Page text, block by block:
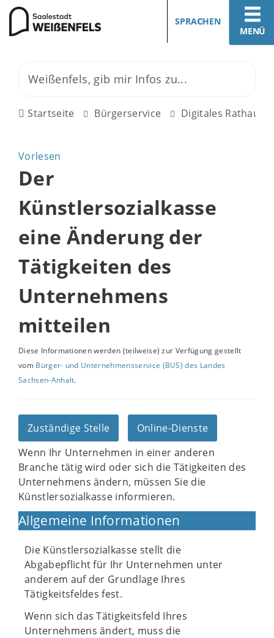
MENÜ
SPRACHEN
Startseite Bürgerservice Digitales Rathaus
Vorlesen
Der
Künstlersozialkasse
eine Änderung der
Tätigkeiten des
Unternehmens
mitteilen
Diese Informationen werden (teilweise) zur Verfügung gestellt
vom Bürger- und Unternehmensservice (BUS) des Landes
Sachsen-Anhalt.
Zuständige Stelle
Online-Dienste
Wenn Ihr Unternehmen in einer anderen
Branche tätig wird oder sich die Tätigkeiten des
Unternehmens ändern, müssen Sie die
Künstlersozialkasse informieren.
Allgemeine Informationen
Die Künstlersozialkasse stellt die
Abgabepflicht für Ihr Unternehmen unter
anderem auf der Grundlage Ihres
Tätigkeitsfeldes fest.
Wenn sich das Tätigkeitsfeld Ihres
Unternehmens ändert, muss die